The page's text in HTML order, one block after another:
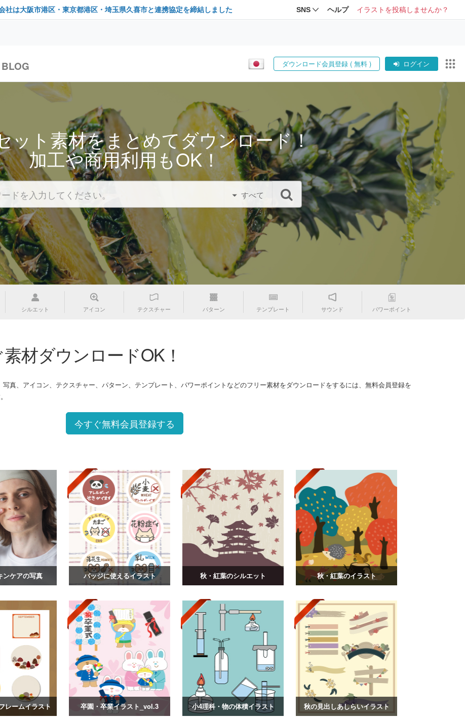
社は大阪市港区・東京都港区・埼玉県久喜市と連携協定を締結しました SNS ヘルプ イラストを投稿しませんか？
BLOG ダウンロード会員登録 ( 無料 ) ログイン
ット素材をまとめてダウンロード！
加工や商用利用もOK！
すべて
シルエット アイコン テクスチャー パターン テンプレート サウンド パワーポイント
材ダウンロードOK！
真、アイコン、テクスチャー、パターン、テンプレート、パワーポイントなどのフリー素材をダウンロードをするには、無料会員登録を
今すぐ無料会員登録する
ンケアの写真 バッジに使えるイラスト 秋・紅葉のシルエット 秋・紅葉のイラスト
レームイラスト 卒園・卒業イラスト_vol.3 小4理科・物の体積イラスト 秋の見出しあしらいイラスト